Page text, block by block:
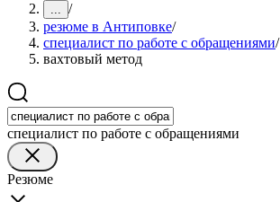
... /
резюме в Антиповке/
специалист по работе с обращениями/
вахтовый метод
специалист по работе с обращениями
Резюме